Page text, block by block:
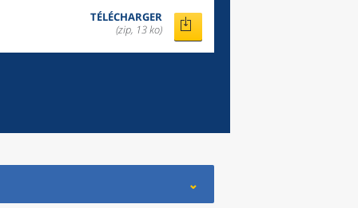
TÉLÉCHARGER
(zip, 13 ko)